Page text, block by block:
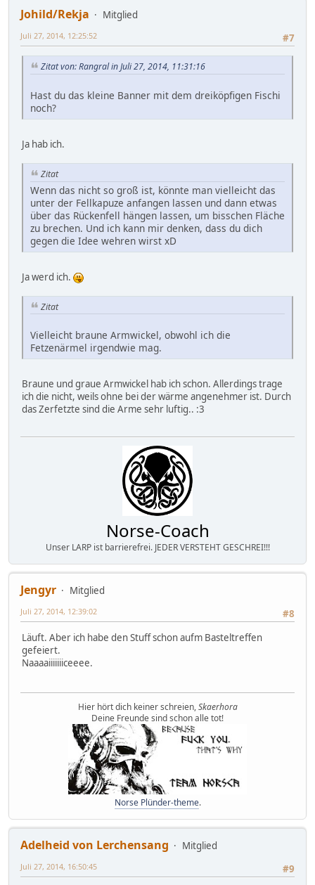
Johild/Rekja
Mitglied
#7
Juli 27, 2014, 12:25:52
Zitat von: Rangral in Juli 27, 2014, 11:31:16
Hast du das kleine Banner mit dem dreiköpfigen Fischi
noch?
Ja hab ich.
Zitat
Wenn das nicht so groß ist, könnte man vielleicht das
unter der Fellkapuze anfangen lassen und dann etwas
über das Rückenfell hängen lassen, um bisschen Fläche
zu brechen. Und ich kann mir denken, dass du dich
gegen die Idee wehren wirst xD
Ja werd ich.
Zitat
Vielleicht braune Armwickel, obwohl ich die
Fetzenärmel irgendwie mag.
Braune und graue Armwickel hab ich schon. Allerdings trage
ich die nicht, weils ohne bei der wärme angenehmer ist. Durch
das Zerfetzte sind die Arme sehr luftig.. :3
Norse-Coach
Unser LARP ist barrierefrei. JEDER VERSTEHT GESCHREI!!!
Jengyr
Mitglied
#8
Juli 27, 2014, 12:39:02
Läuft. Aber ich habe den Stuff schon aufm Basteltreffen
gefeiert.
Naaaaiiiiiiiceeee.
Hier hört dich keiner schreien,Skaerhora
Deine Freunde sind schon alle tot!
Norse Plünder-theme.
Adelheid von Lerchensang
Mitglied
#9
Juli 27, 2014, 16:50:45